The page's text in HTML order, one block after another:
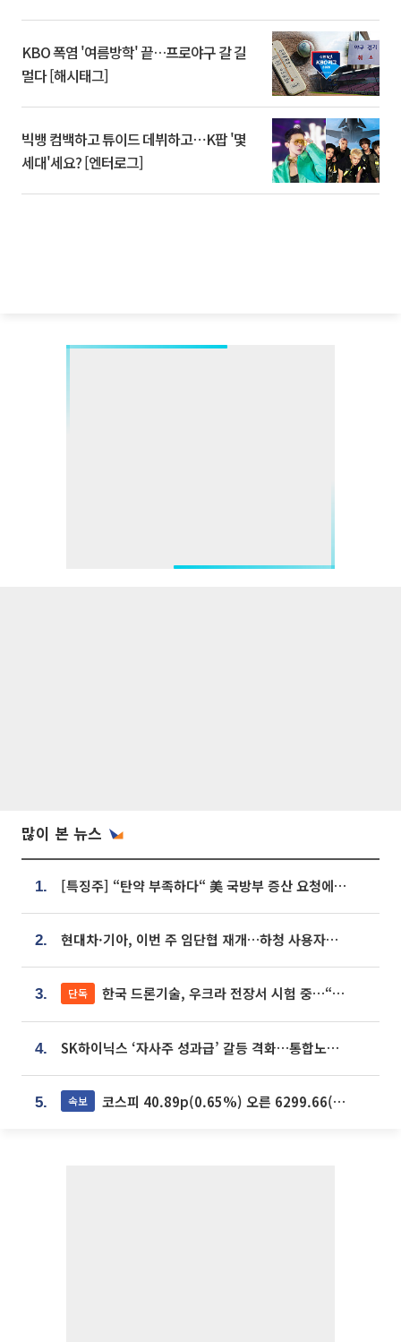
KBO 폭염 '여름방학' 끝…프로야구 갈 길
멀다 [해시태그]
빅뱅 컴백하고 튜이드 데뷔하고⋯K팝 '몇
세대'세요? [엔터로그]
많이 본 뉴스
1. [특징주] “탄약 부족하다“ 美 국방부 증산 요청에⋯국내 방산주 급등세
2. 현대차·기아, 이번 주 임단협 재개…하청 사용자성 재심도 ‘변수’
3. 단독 한국 드론기술, 우크라 전장서 시험 중…“스타트업 여러 곳 참여”
4. SK하이닉스 ‘자사주 성과급’ 갈등 격화…통합노조 출범 움직임
5. 속보 코스피 40.89p(0.65%) 오른 6299.66(마감)